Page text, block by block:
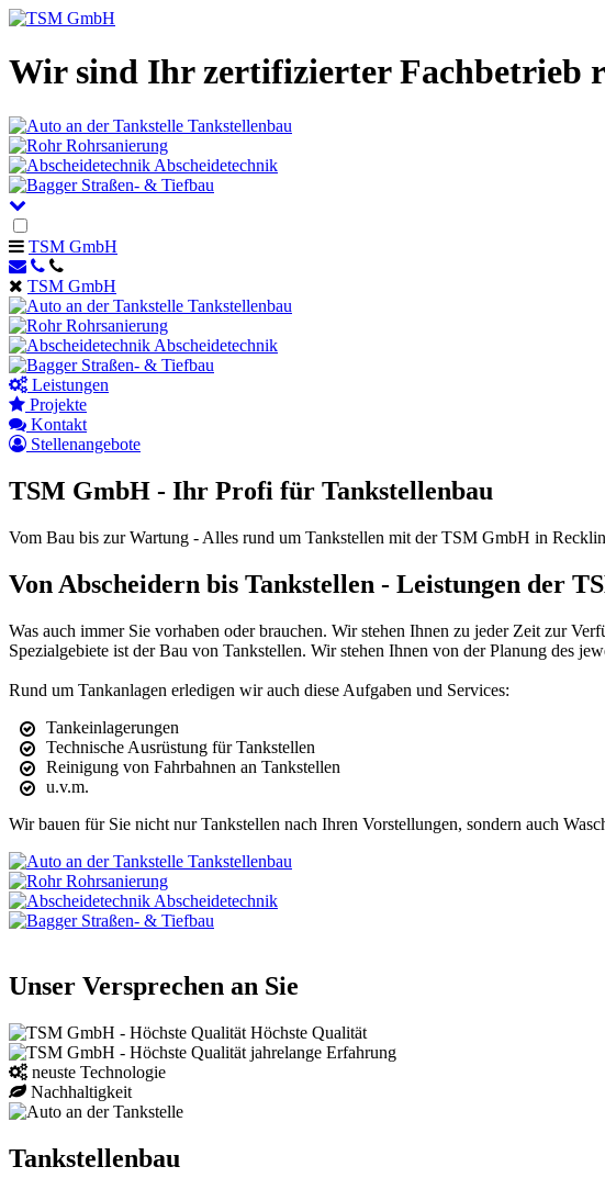
Wir sind Ihr zertifizierter Fachbetrieb
Tankstellenbau
Rohrsanierung
Abscheidetechnik
Straßen- & Tiefbau
TSM GmbH
TSM GmbH
Tankstellen­bau
Rohrsa­nierung
Abscheide­technik
Straßen- & Tiefbau
Leistungen
Projekte
Kontakt
Stellen­angebote
TSM GmbH - Ihr Profi für Tankstellenbau
Vom Bau bis zur Wartung - Alles rund um Tankstellen mit der TSM GmbH in
Von Abscheidern bis Tankstellen - Leistungen der
Was auch immer Sie vorhaben oder brauchen. Wir stehen Ihnen zu jeder Zeit zur
Spezialgebiete ist der Bau von Tankstellen. Wir stehen Ihnen von der Planung des
Rund um Tankanlagen erledigen wir auch diese Aufgaben und Services:
Tankeinlagerungen
Technische Ausrüstung für Tankstellen
Reinigung von Fahrbahnen an Tankstellen
u.v.m.
Wir bauen für Sie nicht nur Tankstellen nach Ihren Vorstellungen, sondern auch
Tankstellen­bau
Rohrsa­nierung
Abscheide­technik
Straßen- & Tiefbau
Unser Versprechen an Sie
Höchste Qualität
jahrelange Erfahrung
neuste Technologie
Nachhaltig­keit
Tankstellenbau